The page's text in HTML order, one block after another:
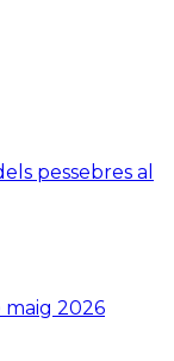
pessebres al
maig 2026